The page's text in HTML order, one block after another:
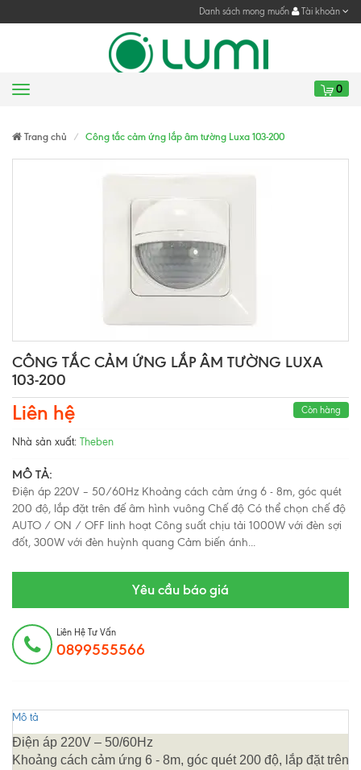
Danh sách mong muốn Tài khoản
Menu 0
Trang chủ Công tắc cảm ứng lắp âm tường Luxa 103-200
CÔNG TẮC CẢM ỨNG LẮP ÂM TƯỜNG LUXA
103-200
Liên hệ Còn hàng
Nhà sản xuất: Theben
MÔ TẢ:
Điện áp 220V – 50/60Hz Khoảng cách cảm ứng 6 - 8m, góc quét
200 độ, lắp đặt trên đế âm hình vuông Chế độ Có thể chọn chế độ
AUTO / ON / OFF linh hoạt Công suất chịu tải 1000W với đèn sợi
đốt, 300W với đèn huỳnh quang Cảm biến ánh...
Yêu cầu báo giá
Liên Hệ Tư Vấn
0899555566
Mô tả
Điện áp 220V – 50/60Hz
Khoảng cách cảm ứng 6 - 8m, góc quét 200 độ, lắp đặt trên